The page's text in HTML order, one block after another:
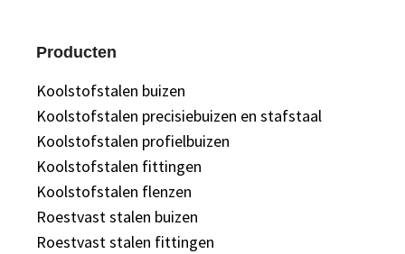
Producten
Koolstofstalen buizen
Koolstofstalen precisiebuizen en stafstaal
Koolstofstalen profielbuizen
Koolstofstalen fittingen
Koolstofstalen flenzen
Roestvast stalen buizen
Roestvast stalen fittingen